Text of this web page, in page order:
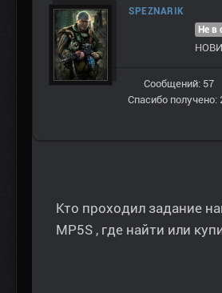
SPEZNARIK
Не в
Сообщений: 57
Спасибо получено:
Кто проходил задание
MP5S , где найти или